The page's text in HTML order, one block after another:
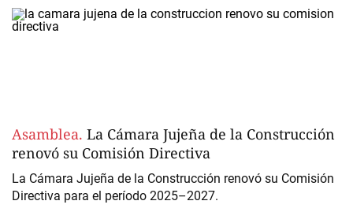
Asamblea. La Cámara Jujeña de la Construcción
renovó su Comisión Directiva
La Cámara Jujeña de la Construcción renovó su Comisión
Directiva para el período 2025–2027.